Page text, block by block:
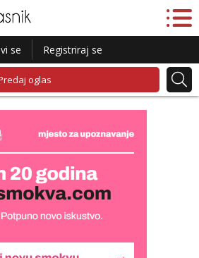
se Registriraj se
oglas